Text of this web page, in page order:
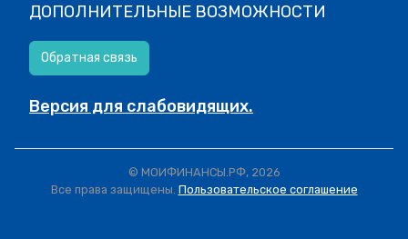
ДОПОЛНИТЕЛЬНЫЕ ВОЗМОЖНОСТИ
Обратная связь
Версия для слабовидящих.
© МОИФИНАНСЫ.РФ, 2026
Все права защищены. Пользовательское соглашение